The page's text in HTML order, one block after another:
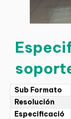
Sub Formato
Resolución
Especificació